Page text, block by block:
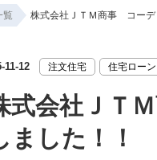
覧 株式会社ＪＴＭ商事 コーデ
11-12 注文住宅 住宅ローン
式会社ＪＴ
ました！！